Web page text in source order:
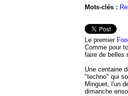
Mots-clés :
Le premier
Comme pour
faire de belles
Une centaine
"techno" qui
Minguet, l'un
dimanche